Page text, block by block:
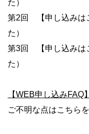
た）
第2回 【申し込みは
た）
第3回 【申し込みは
た）
【WEB申し込みFAQ】
ご不明な点はこちら